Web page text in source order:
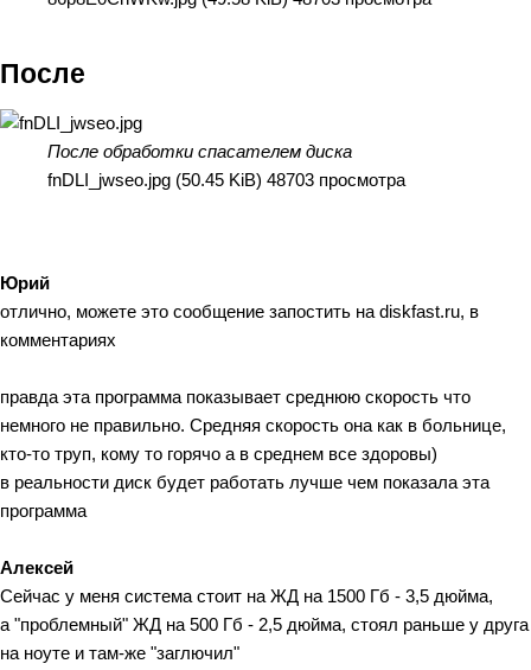
После
После обработки спасателем диска
fnDLI_jwseo.jpg (50.45 KiB) 48703 просмотра
Юрий
отлично, можете это сообщение запостить на diskfast.ru, в
комментариях
правда эта программа показывает среднюю скорость что
немного не правильно. Средняя скорость она как в больнице,
кто-то труп, кому то горячо а в среднем все здоровы)
в реальности диск будет работать лучше чем показала эта
программа
Алексей
Сейчас у меня система стоит на ЖД на 1500 Гб - 3,5 дюйма,
а "проблемный" ЖД на 500 Гб - 2,5 дюйма, стоял раньше у друга
на ноуте и там-же "заглючил"